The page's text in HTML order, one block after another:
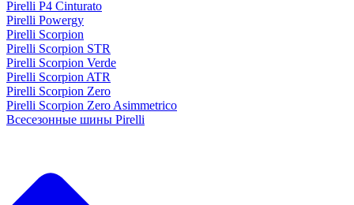
Pirelli P4 Cinturato
Pirelli Powergy
Pirelli Scorpion
Pirelli Scorpion STR
Pirelli Scorpion Verde
Pirelli Scorpion ATR
Pirelli Scorpion Zero
Pirelli Scorpion Zero Asimmetrico
Всесезонные шины Pirelli